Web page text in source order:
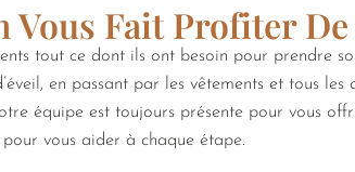
Vous Fait Profiter
tout ce dont ils ont besoin pour prendre
en passant par les vêtements et tous les
équipe est toujours présente pour vous
pour vous aider à chaque étape.